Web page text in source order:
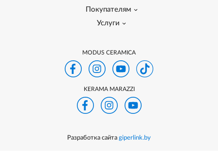
Покупателям
Услуги
MODUS CERAMICA
KERAMA MARAZZI
Разработка сайта giperlink.by